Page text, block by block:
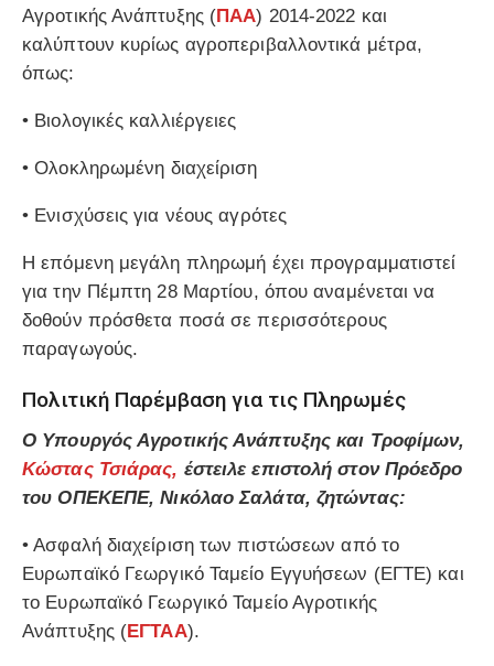
Αγροτικής Ανάπτυξης (ΠΑΑ) 2014-2022 και
καλύπτουν κυρίως αγροπεριβαλλοντικά μέτρα,
όπως:
• Βιολογικές καλλιέργειες
• Ολοκληρωμένη διαχείριση
• Ενισχύσεις για νέους αγρότες
Η επόμενη μεγάλη πληρωμή έχει προγραμματιστεί
για την Πέμπτη 28 Μαρτίου, όπου αναμένεται να
δοθούν πρόσθετα ποσά σε περισσότερους
παραγωγούς.
Πολιτική Παρέμβαση για τις Πληρωμές
Ο Υπουργός Αγροτικής Ανάπτυξης και Τροφίμων,
Κώστας Τσιάρας, έστειλε επιστολή στον Πρόεδρο
του ΟΠΕΚΕΠΕ, Νικόλαο Σαλάτα, ζητώντας:
• Ασφαλή διαχείριση των πιστώσεων από το
Ευρωπαϊκό Γεωργικό Ταμείο Εγγυήσεων (ΕΓΤΕ) και
το Ευρωπαϊκό Γεωργικό Ταμείο Αγροτικής
Ανάπτυξης (ΕΓΤΑΑ).